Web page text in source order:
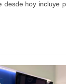
desde hoy incluye